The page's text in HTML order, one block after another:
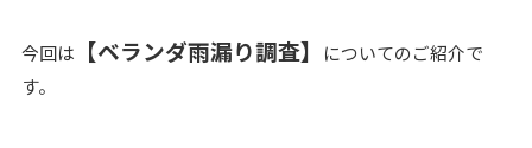
今回は 【ベランダ雨漏り調査】
についてのご紹介で
す。